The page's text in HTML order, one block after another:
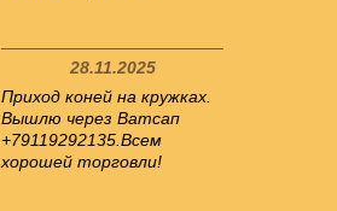
28.11.2025
Приход коней на кружках.
Вышлю через Ватсап
+79119292135.Всем
хорошей торговли!